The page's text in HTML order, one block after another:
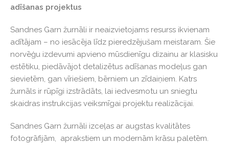
adīšanas projektus
Sandnes Garn žurnāli ir neaizvietojams resurss ikvienam
adītājam – no iesācēja līdz pieredzējušam meistaram. Šie
norvēģu izdevumi apvieno mūsdienīgu dizainu ar klasisku
estētiku, piedāvājot detalizētus adīšanas modeļus gan
sievietēm, gan vīriešiem, bērniem un zīdaiņiem. Katrs
žurnāls ir rūpīgi izstrādāts, lai iedvesmotu un sniegtu
skaidras instrukcijas veiksmīgai projektu realizācijai.
Sandnes Garn žurnāli izceļas ar augstas kvalitātes
fotogrāfijām, aprakstiem un modernām krāsu paletēm.